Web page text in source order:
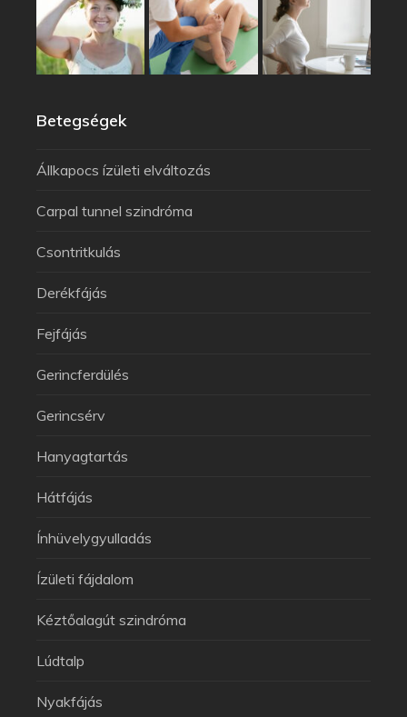
Betegségek
Állkapocs ízületi elváltozás
Carpal tunnel szindróma
Csontritkulás
Derékfájás
Fejfájás
Gerincferdülés
Gerincsérv
Hanyagtartás
Hátfájás
Ínhüvelygyulladás
Ízületi fájdalom
Kéztőalagút szindróma
Lúdtalp
Nyakfájás